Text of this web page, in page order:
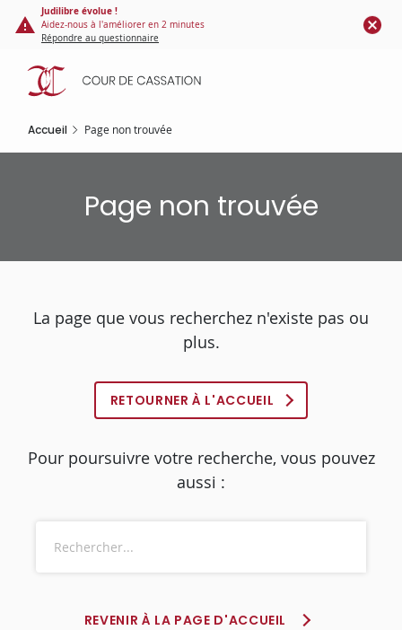
Panneau de gestion des cookies
contenu
principal
Judilibre évolue !
Aidez-nous à l'améliorer en 2 minutes
Répondre au questionnaire
Accueil Page non trouvée
Page non trouvée
La page que vous recherchez n'existe pas ou
plus.
RETOURNER À L'ACCUEIL
Pour poursuivre votre recherche, vous pouvez
aussi :
REVENIR À LA PAGE D'ACCUEIL